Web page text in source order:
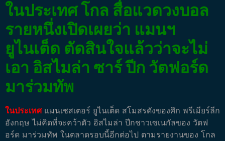
ในประเทศ โกล สื่อแวดวงบอล
รายหนึ่งเปิดเผยว่า แมนฯ
ยูไนเต็ด ตัดสินใจแล้วว่าจะไม่
เอา อิสไมล่า ซาร์ ปีก วัตฟอร์ด
มาร่วมทัพ
ในประเทศแมนเชสเตอร์ ยูไนเต็ด สโมสรดังของศึก พรีเมียร์ลีก
อังกฤษ ไม่คิดที่จะคว้าตัว อิสไมล่า ปีกชาวเซเนกัลของ วัตฟ
อร์ด มาร่วมทัพ ในตลาดรอบนี้อีกต่อไป ตามรายงานของ โกล